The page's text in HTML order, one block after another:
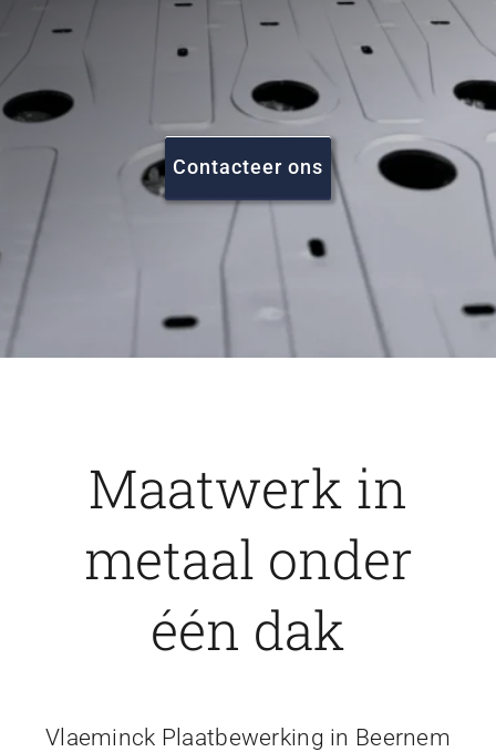
Projecten
FAQ
Vacatures
Contacteer ons
Maatwerk in
metaal onder
één dak
Vlaeminck Plaatbewerking in Beernem